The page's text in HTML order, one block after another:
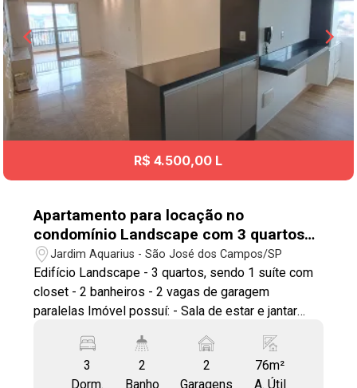
R$ 4.500,00 L
Apartamento para locação no
condomínio Landscape com 3 quartos
sendo 1 suíte - 76 m² - No bairro Jardim
Aquarius - SJC
Jardim Aquarius - São José dos Campos/SP
Edifício Landscape - 3 quartos, sendo 1 suíte com
closet - 2 banheiros - 2 vagas de garagem
paralelas Imóvel possuí: - Sala de estar e jantar
Varanda gourmet fechada com vidro articulável -
Cozinha com armários planejados, fogão e
3
Dorm.
2
Banho
2
Garagens
76m²
A. Útil